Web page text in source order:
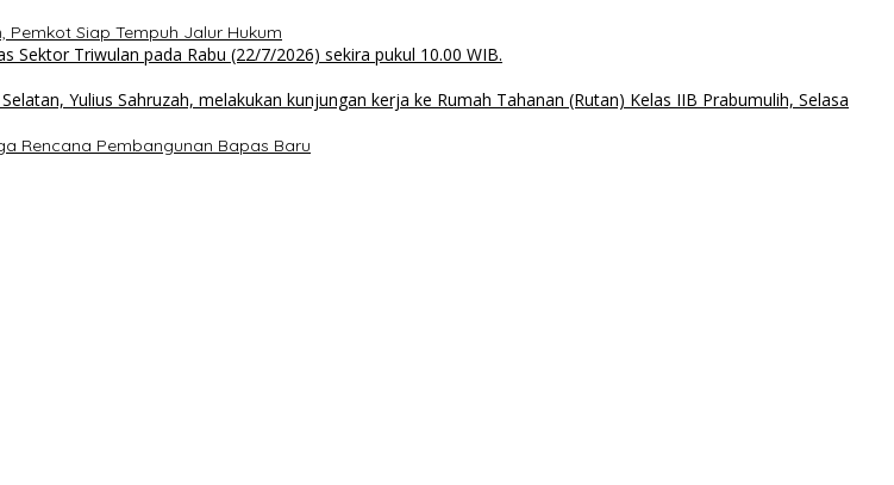
Siap Tempuh Jalur Hukum
Rencana Pembangunan Bapas Baru